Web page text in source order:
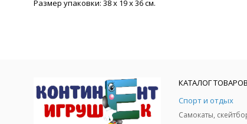
Размер упаковки: 38 x 19 x 36 см.
КАТАЛОГ ТОВАРОВ
Спорт и отдых